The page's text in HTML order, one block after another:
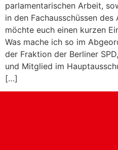
parlamentarischen Arbeit,
in den Fachausschüssen
möchte euch einen kurzen
Was mache ich so im
der Fraktion der Berliner
und Mitglied im
[…]